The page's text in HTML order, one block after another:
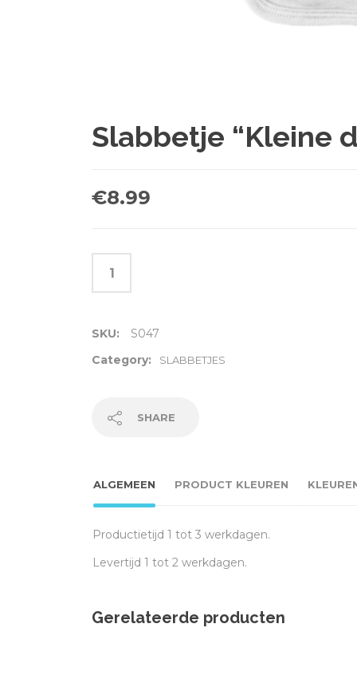
Slabbetje “Kleine
€8.99
SKU:
S047
Category:
SLABBETJES
SHARE
ALGEMEEN PRODUCT KLEUREN
Productietijd 1 tot 3 werkdagen.
Levertijd 1 tot 2 werkdagen.
Gerelateerde producten